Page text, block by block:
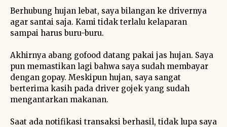
Berhubung hujan lebat, saya bilangan ke drivernya
agar santai saja. Kami tidak terlalu kelaparan
sampai harus buru-buru.
Akhirnya abang gofood datang pakai jas hujan. Saya
pun memastikan lagi bahwa saya sudah membayar
dengan gopay. Meskipun hujan, saya sangat
berterima kasih pada driver gojek yang sudah
mengantarkan makanan.
Saat ada notifikasi transaksi berhasil, tidak lupa saya